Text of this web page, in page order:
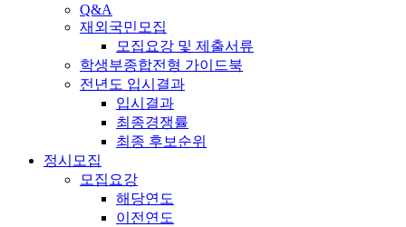
Q&A
재외국민모집
모집요강 및 제출서류
학생부종합전형 가이드북
전년도 입시결과
입시결과
최종경쟁률
최종 후보순위
정시모집
모집요강
해당연도
이전연도